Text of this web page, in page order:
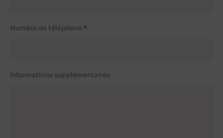
Numéro de téléphone
Informations supplémentaires